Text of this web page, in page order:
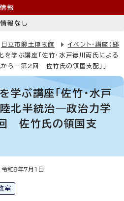
報
報なし
日立市郷土博物館
イベント・講座（郷
を学ぶ講座「佐竹・水戸徳川両氏による
ら―第2回 佐竹氏の領国支配」」
学ぶ講座「佐竹・水戸
北半統治―政治力学
佐竹氏の領国支
和8年7月1日
室